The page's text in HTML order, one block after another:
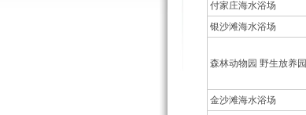
付家庄海水浴场
银沙滩海水浴场
森林动物园 野生放养园
金沙滩海水浴场